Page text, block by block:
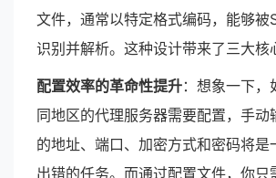
文件，通常以特定格式编码，能够
识别并解析。这种设计带来了三大核
配置效率的革命性提升：想象一下，
同地区的代理服务器需要配置，手动
的地址、端口、加密方式和密码将是
出错的任务。而通过配置文件，你只